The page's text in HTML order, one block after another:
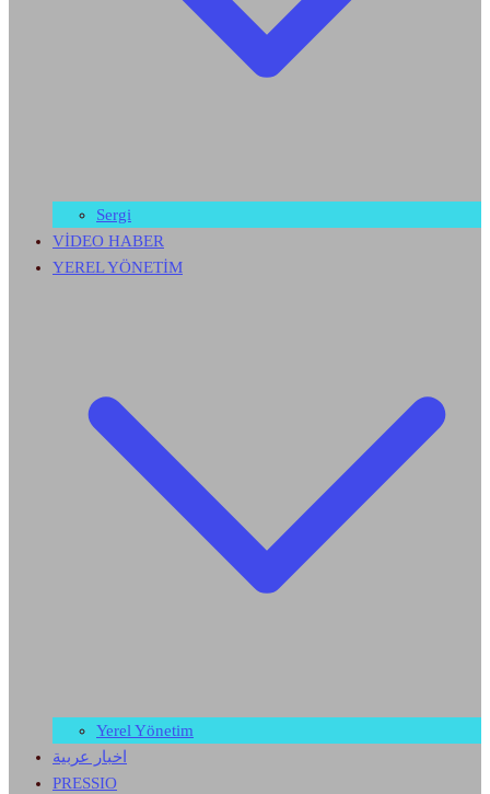
Sergi
VİDEO HABER
YEREL YÖNETİM
Yerel Yönetim
اخبار عربية
PRESSIO